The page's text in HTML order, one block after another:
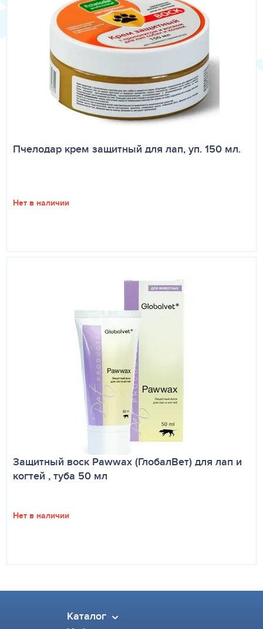
Пчелодар крем защитный для лап, уп. 150 мл.
Нет в наличии
Защитный воск Pawwax (ГлобалВет) для лап и
когтей , туба 50 мл
Нет в наличии
Каталог